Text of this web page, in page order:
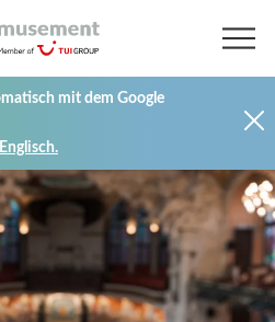
mit dem Google